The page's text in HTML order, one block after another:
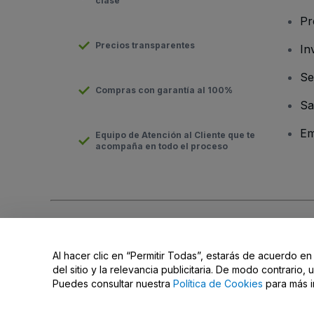
Precios transparentes
Compras con garantía al 100%
Equipo de Atención al Cliente que te
acompaña en todo el proceso
No compartir mi información personal ni tus opciones de
Al hacer clic en “Permitir Todas”, estarás de acuerdo
del sitio y la relevancia publicitaria. De modo contrario,
Puedes consultar nuestra Política de Cookies para más